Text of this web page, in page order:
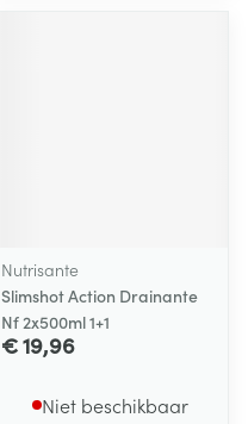
Nutrisante
Slimshot Action Drainante
Nf 2x500ml 1+1
€ 19,96
Niet beschikbaar